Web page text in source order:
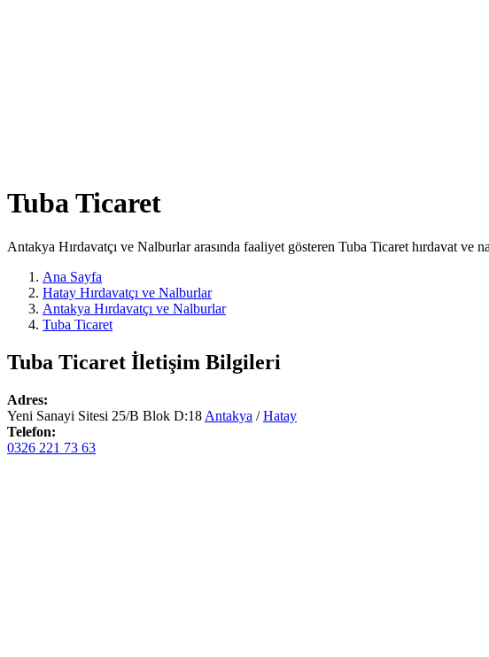
Tuba Ticaret
Antakya Hırdavatçı ve Nalburlar arasında faaliyet gösteren Tuba Ticaret hırdavat ve
Ana Sayfa
Hatay Hırdavatçı ve Nalburlar
Antakya Hırdavatçı ve Nalburlar
Tuba Ticaret
Tuba Ticaret İletişim Bilgileri
Adres:
Yeni Sanayi Sitesi 25/B Blok D:18 Antakya /Hatay
Telefon:
0326 221 73 63